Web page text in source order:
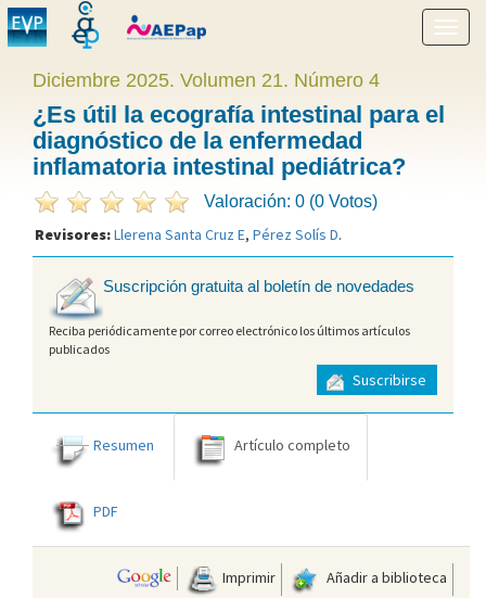
menú
Diciembre 2025. Volumen 21. Número 4
¿Es útil la ecografía intestinal para el
diagnóstico de la enfermedad
inflamatoria intestinal pediátrica?
Valoración: 0 (0 Votos)
Revisores:Llerena Santa Cruz E, Pérez Solís D.
Suscripción gratuita al boletín de novedades
Reciba periódicamente por correo electrónico los últimos artículos
publicados
Suscribirse
Resumen Artículo completo
PDF
Imprimir
Añadir a biblioteca